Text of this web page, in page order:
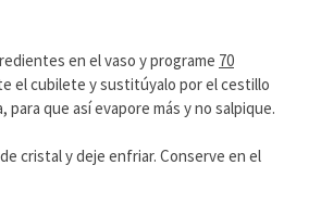
en el vaso y programe 70
el cubilete y sustitúyalo por el cestillo
para que así evapore más y no salpique.
cristal y deje enfriar. Conserve en el